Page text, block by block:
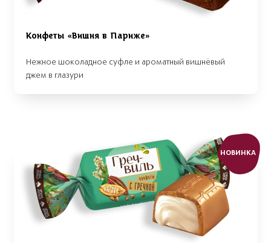
Конфеты «Вишня в Париже»
Нежное шоколадное суфле и ароматный вишнёвый
джем в глазури
НОВИНКА